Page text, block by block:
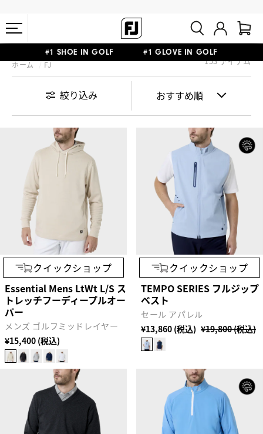
熊本地震による配送停止・遅延に関するお知らせ
#1 SHOE IN GOLF #1 GLOVE IN GOLF
会員特典リニューアル 5,500円（税込）以上で送料無料 非会員様は
ホーム FJ 153 アイテム
絞り込み
クイックショップ
Essential Mens LtWt L/S ス
トレッチフーディープルオー
バー
メンズ ゴルフミッドレイヤー
¥15,400 (税込)
クイックショップ
TEMPO SERIES フルジップ
ベスト
セール アパレル
¥19,800 (税込)
¥13,860 (税込)